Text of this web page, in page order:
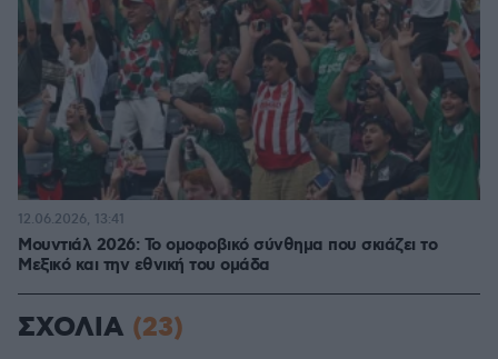
Μουντιάλ 2026: Το ομοφοβικό σύνθημα που σκιάζει το
Μεξικό και την εθνική του ομάδα
12.06.2026, 13:41
ΣΧΟΛΙΑ (23)